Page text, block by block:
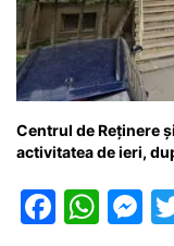
Centrul de Reținere
activitatea de ieri,
F
W M